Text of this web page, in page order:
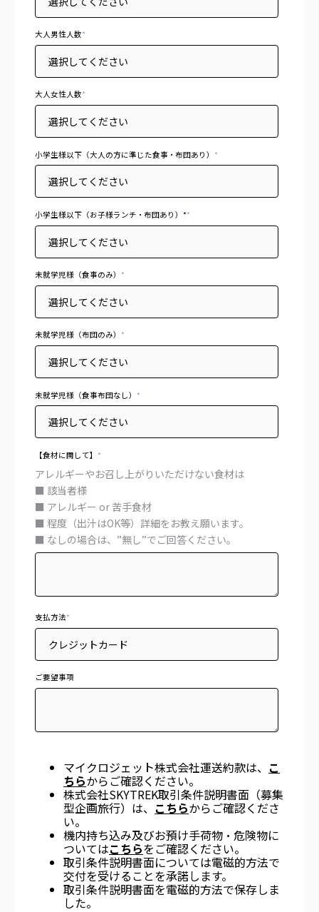
大人男性人数*
大人女性人数*
小学生様以下（大人の方に準じた食事・布団あり） *
小学生様以下（お子様ランチ・布団あり）**
未就学児様（食事のみ） *
未就学児様（布団のみ） *
未就学児様（食事布団なし） *
【食材に関して】 *
アレルギーやお召し上がりいただけない食材は
■ 該当者様
■ アレルギー or 苦手食材
■ 程度（出汁はOK等）詳細をお教え願います。
■ なしの場合は、”無し”でご回答ください。
支払方法*
ご要望事項
マイクロジェット株式会社運送約款は、 こ
ちらからご確認ください。
株式会社SKYTREK取引条件説明書面（募集
型企画旅行）は、 こちらからご確認くださ
い。
機内持ち込み及びお預け手荷物・危険物に
ついてはこちらをご確認ください。
取引条件説明書面については電磁的方法で
交付を受けることを承諾します。
取引条件説明書面を電磁的方法で保存しま
した。